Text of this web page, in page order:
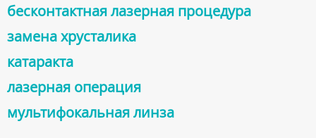
бесконтактная лазерная процедура
заменa хрусталика
катарактa
лазерная операция
мультифокальная линза